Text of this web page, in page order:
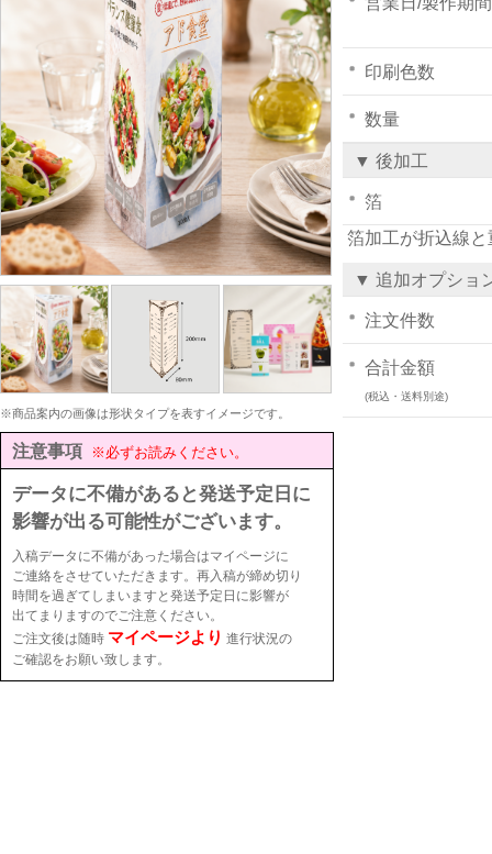
※商品案内の画像は形状タイプを表すイメージです。
注意事項 ※必ずお読みください。
データに不備があると発送予定日に
影響が出る可能性がございます。
入稿データに不備があった場合はマイページに
ご連絡をさせていただきます。再入稿が締め切り
時間を過ぎてしまいますと発送予定日に影響が
出てまりますのでご注意ください。
ご注文後は随時 マイページより 進行状況の
ご確認をお願い致します。
印刷色数
数量
▼ 後加工
箔
箔加工が折込線
▼ 追加オプショ
注文件数
合計金額
(税込・送料別途)